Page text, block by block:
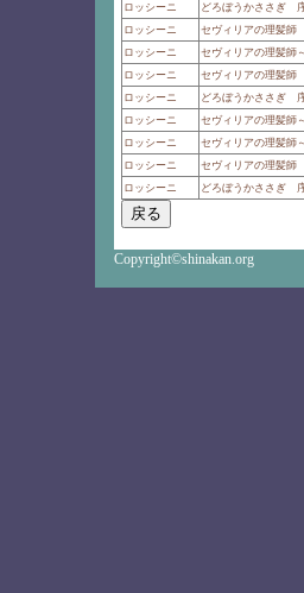
ロッシーニ
どろぼうかささぎ
ロッシーニ
セヴィリアの理髪師
ロッシーニ
セヴィリアの理髪師
ロッシーニ
セヴィリアの理髪師
ロッシーニ
どろぼうかささぎ
ロッシーニ
セヴィリアの理髪師
ロッシーニ
セヴィリアの理髪師
ロッシーニ
セヴィリアの理髪師
ロッシーニ
どろぼうかささぎ
Copyright©shinakan.org